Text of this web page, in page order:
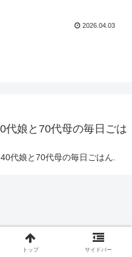
2026.04.03
代娘と70代母の毎日ごは
代娘と70代母の毎日ごはん.
トップ サイドバー